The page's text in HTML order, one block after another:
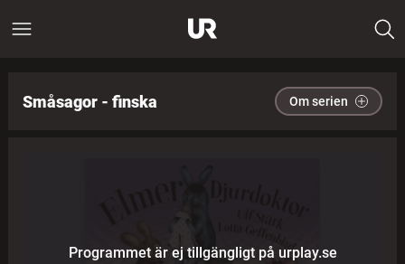
Småsagor - finska Om serien
Programmet är ej tillgängligt på urplay.se